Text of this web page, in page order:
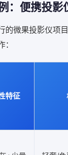
：便携投影
的微果投影仪项
特征